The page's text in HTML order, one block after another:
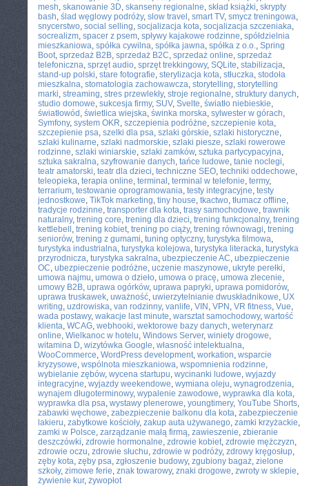
mesh, skanowanie 3D, skanseny regionalne, skład książki, skrypty
bash, ślad węglowy podróży, slow travel , smart TV, smycz treningowa,
snycerstwo, social selling, socjalizacja kota, socjalizacja szczeniaka,
socrealizm, spacer z psem, spływy kajakowe rodzinne, spółdzielnia
mieszkaniowa, spółka cywilna, spółka jawna, spółka z o.o., Spring
Boot, sprzedaż B2B, sprzedaż B2C, sprzedaż online, sprzedaż
telefoniczna, sprzęt audio, sprzęt trekkingowy, SQLite, stabilizacja,
stand-up polski, stare fotografie, sterylizacja kota, stłuczka, stodoła
mieszkalna, stomatologia zachowawcza, storytelling, storytelling
marki, streaming, stres przewlekły, stroje regionalne, struktury danych,
studio domowe, sukcesja firmy, SUV, Svelte, światło niebieskie,
światłowód , świetlica wiejska, świnka morska, sylwester w górach,
Symfony, system OKR, szczepienia podróżne, szczepienie kota,
szczepienie psa, szelki dla psa, szlaki górskie, szlaki historyczne,
szlaki kulinarne, szlaki nadmorskie, szlaki piesze, szlaki rowerowe
rodzinne, szlaki winiarskie, szlaki zamków, sztuka partycypacyjna,
sztuka sakralna, szyfrowanie danych, tańce ludowe, tanie noclegi,
teatr amatorski, teatr dla dzieci, techniczne SEO, techniki oddechowe,
teleopieka, terapia online, terminal , terminal w telefonie, termy,
terrarium, testowanie oprogramowania, testy integracyjne, testy
jednostkowe, TikTok marketing, tiny house, tkactwo, tłumacz offline,
tradycje rodzinne, transporter dla kota, trasy samochodowe, trawnik
naturalny, trening core, trening dla dzieci, trening funkcjonalny, trening
kettlebell , trening kobiet, trening po ciąży, trening równowagi, trening
seniorów, trening z gumami, tuning optyczny, turystyka filmowa,
turystyka industrialna, turystyka kolejowa, turystyka literacka, turystyka
przyrodnicza, turystyka sakralna, ubezpieczenie AC, ubezpieczenie
OC, ubezpieczenie podróżne, uczenie maszynowe, ukryte perełki,
umowa najmu, umowa o dzieło, umowa o pracę, umowa zlecenie,
umowy B2B, uprawa ogórków, uprawa papryki, uprawa pomidorów,
uprawa truskawek, uważność, uwierzytelnianie dwuskładnikowe, UX
writing, uzdrowiska, van rodzinny, vanlife, VIN , VPN , VR fitness, Vue,
wada postawy, wakacje last minute, warsztat samochodowy, wartość
klienta, WCAG, webhooki, wektorowe bazy danych, weterynarz
online, Wielkanoc w hotelu, Windows Server, winiety drogowe,
witamina D, wizytówka Google, własność intelektualna,
WooCommerce, WordPress development, workation, wsparcie
kryzysowe, wspólnota mieszkaniowa, wspomnienia rodzinne,
wybielanie zębów, wycena startupu, wycinanki ludowe, wyjazdy
integracyjne, wyjazdy weekendowe, wymiana oleju, wynagrodzenia,
wynajem długoterminowy, wypalenie zawodowe, wyprawka dla kota,
wyprawka dla psa, wystawy plenerowe, youngtimery, YouTube Shorts,
zabawki węchowe, zabezpieczenie balkonu dla kota, zabezpieczenie
lakieru, zabytkowe kościoły, zakup auta używanego, zamki krzyżackie,
zamki w Polsce, zarządzanie małą firmą, zawieszenie, zbieranie
deszczówki, zdrowie hormonalne, zdrowie kobiet, zdrowie mężczyzn,
zdrowie oczu, zdrowie słuchu, zdrowie w podróży, zdrowy kręgosłup,
zęby kota, zęby psa, zgłoszenie budowy, zgubiony bagaż, zielone
szkoły, zimowe ferie, znak towarowy, znaki drogowe, zwroty w sklepie,
żywienie kur, żywopłot